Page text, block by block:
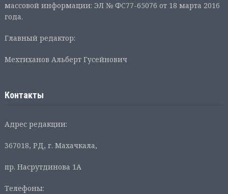
массовой информации: ЭЛ № ФС77-65076 от 18 марта 2016
года.
Главный редактор:
Мехтиханов Альберт Гусейнович
Контакты
Адрес редакции:
367018, РД, г. Махачкала,
пр. Насрутдинова 1А
Телефоны: